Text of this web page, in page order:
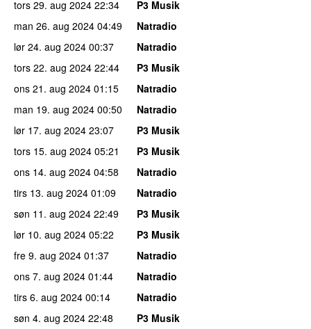
tors 29. aug 2024 22:34
P3 Musik
man 26. aug 2024 04:49
Natradio
lør 24. aug 2024 00:37
Natradio
tors 22. aug 2024 22:44
P3 Musik
ons 21. aug 2024 01:15
Natradio
man 19. aug 2024 00:50
Natradio
lør 17. aug 2024 23:07
P3 Musik
tors 15. aug 2024 05:21
P3 Musik
ons 14. aug 2024 04:58
Natradio
tirs 13. aug 2024 01:09
Natradio
søn 11. aug 2024 22:49
P3 Musik
lør 10. aug 2024 05:22
P3 Musik
fre 9. aug 2024 01:37
Natradio
ons 7. aug 2024 01:44
Natradio
tirs 6. aug 2024 00:14
Natradio
søn 4. aug 2024 22:48
P3 Musik